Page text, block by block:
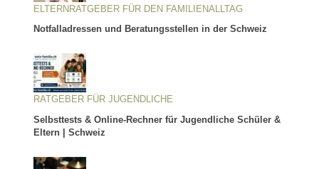
ELTERNRATGEBER FÜR DEN FAMILIENALLTAG
Notfalladressen und Beratungsstellen in der Schweiz
RATGEBER FÜR JUGENDLICHE
Selbsttests & Online-Rechner für Jugendliche Schüler &
Eltern | Schweiz